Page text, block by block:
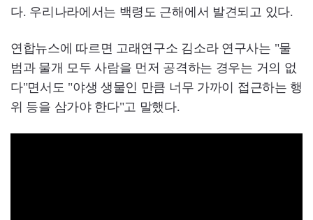
다. 우리나라에서는 백령도 근해에서 발견되고 있다.
연합뉴스에 따르면 고래연구소 김소라 연구사는 "물
범과 물개 모두 사람을 먼저 공격하는 경우는 거의 없
다"면서도 "야생 생물인 만큼 너무 가까이 접근하는 행
위 등을 삼가야 한다"고 말했다.